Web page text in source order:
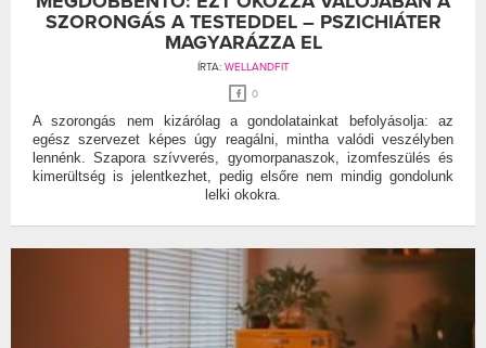
SZORONGÁS A TESTEDDEL – PSZICHIÁTER
MAGYARÁZZA EL
ÍRTA: WELLANDFIT
0
A szorongás nem kizárólag a gondolatainkat befolyásolja: az
egész szervezet képes úgy reagálni, mintha valódi veszélyben
lennénk. Szapora szívverés, gyomorpanaszok, izomfeszülés és
kimerültség is jelentkezhet, pedig elsőre nem mindig gondolunk
lelki okokra.